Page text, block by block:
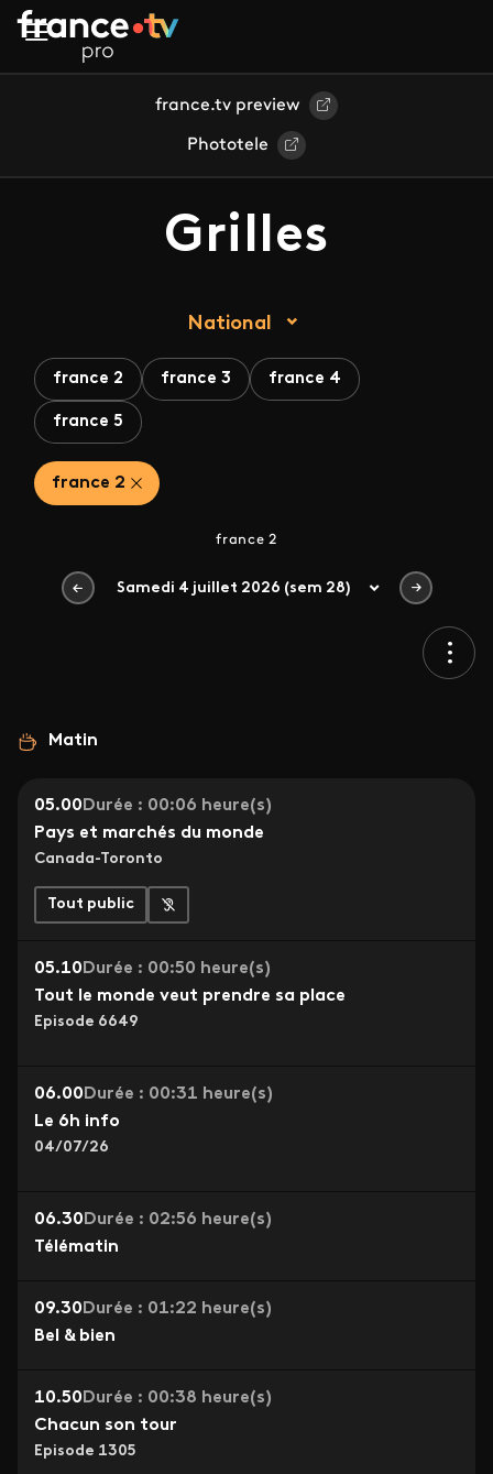
Aller au contenu principal
france.tv preview
Phototele
Grilles
National
france 2 france 3 france 4
france 5
france 2
france 2
Samedi 4 juillet 2026 (sem 28)
Matin
05.00 Durée : 00:06 heure(s)
Pays et marchés du monde
Canada-Toronto
Tout public
05.10 Durée : 00:50 heure(s)
Tout le monde veut prendre sa place
Episode 6649
06.00 Durée : 00:31 heure(s)
Le 6h info
04/07/26
06.30 Durée : 02:56 heure(s)
Télématin
09.30 Durée : 01:22 heure(s)
Bel & bien
10.50 Durée : 00:38 heure(s)
Chacun son tour
Episode 1305